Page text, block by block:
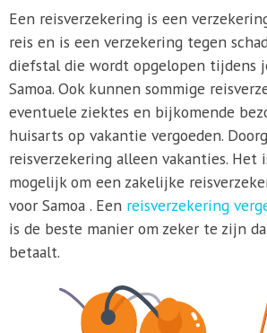
Een reisverzekering is een
reis en is een verzekering tegen
diefstal die wordt opgelopen tijdens
Samoa. Ook kunnen sommige
eventuele ziektes en bijkomende
huisarts op vakantie vergoeden.
reisverzekering alleen vakanties. Het
mogelijk om een zakelijke
voor Samoa . Een reisverzekering
is de beste manier om zeker te zijn
betaalt.